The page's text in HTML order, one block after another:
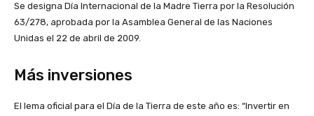
Se designa Día Internacional de la Madre Tierra por la Resolución
63/278, aprobada por la Asamblea General de las Naciones
Unidas el 22 de abril de 2009.
Más inversiones
El lema oficial para el Día de la Tierra de este año es: “Invertir en